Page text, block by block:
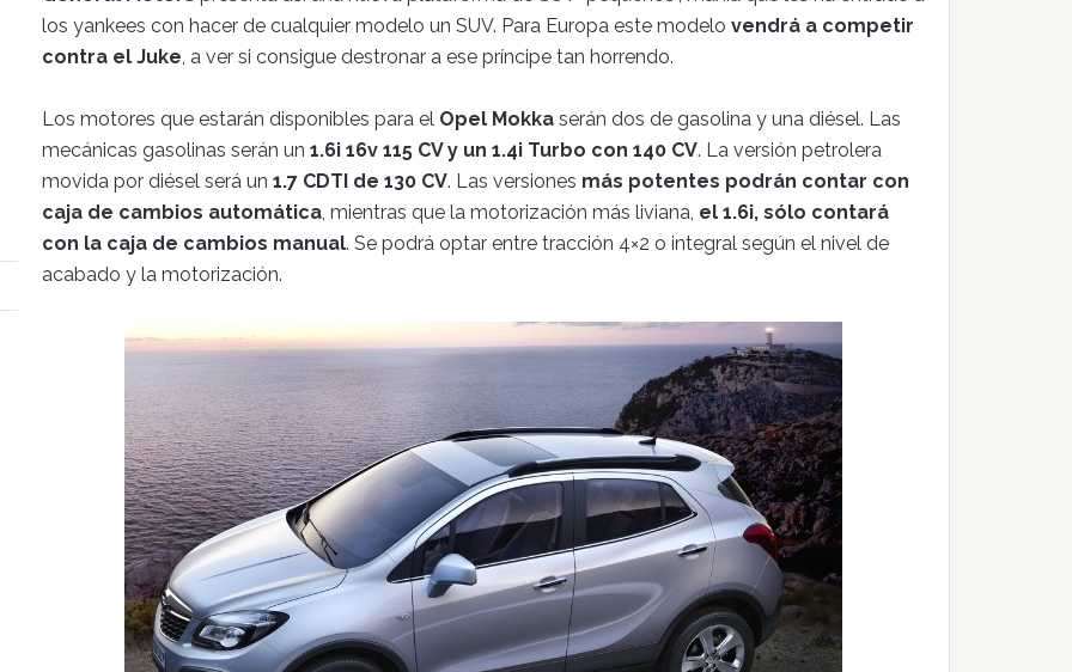
los yankees con hacer de cualquier modelo un SUV. Para Europa este modelo vendrá a competir
contra el Juke, a ver si consigue destronar a ese príncipe tan horrendo.
Los motores que estarán disponibles para el Opel Mokka serán dos de gasolina y una diésel. Las
mecánicas gasolinas serán un 1.6i 16v 115 CV y un 1.4i Turbo con 140 CV. La versión petrolera
movida por diésel será un 1.7 CDTI de 130 CV. Las versiones más potentes podrán contar con
caja de cambios automática, mientras que la motorización más liviana, el 1.6i, sólo contará
con la caja de cambios manual. Se podrá optar entre tracción 4×2 o integral según el nivel de
acabado y la motorización.